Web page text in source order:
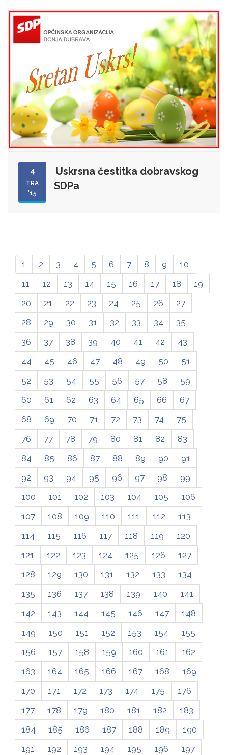
4
TRA
'15
Uskrsna čestitka dobravskog
SDPa
1 2 3 4 5 6 7 8 9
10
11
12 13 14 15 16 17 18
19
20
21 22 23 24 25 26
27
28
29 30 31 32 33 34
35
36
37 38 39 40 41 42
43
44
45 46 47 48 49 50
51
52
53 54 55 56 57 58
59
60
61 62 63 64 65 66
67
68
69 70 71 72 73 74
75
76
77 78 79 80 81 82
83
84
85 86 87 88 89 90
91
92
93 94 95 96 97 98
99
100
101 102 103 104 105
106
107
108 109 110 111 112
113
114
115 116 117 118 119
120
121
122 123 124 125 126
127
128
129 130 131 132 133
134
135
136 137 138 139 140
141
142
143 144 145 146 147
148
149
150 151 152 153 154
155
156
157 158 159 160 161
162
163
164 165 166 167 168
169
170
171 172 173 174 175
176
177
178 179 180 181 182
183
184
185 186 187 188 189
190
191
192 193 194 195 196
197